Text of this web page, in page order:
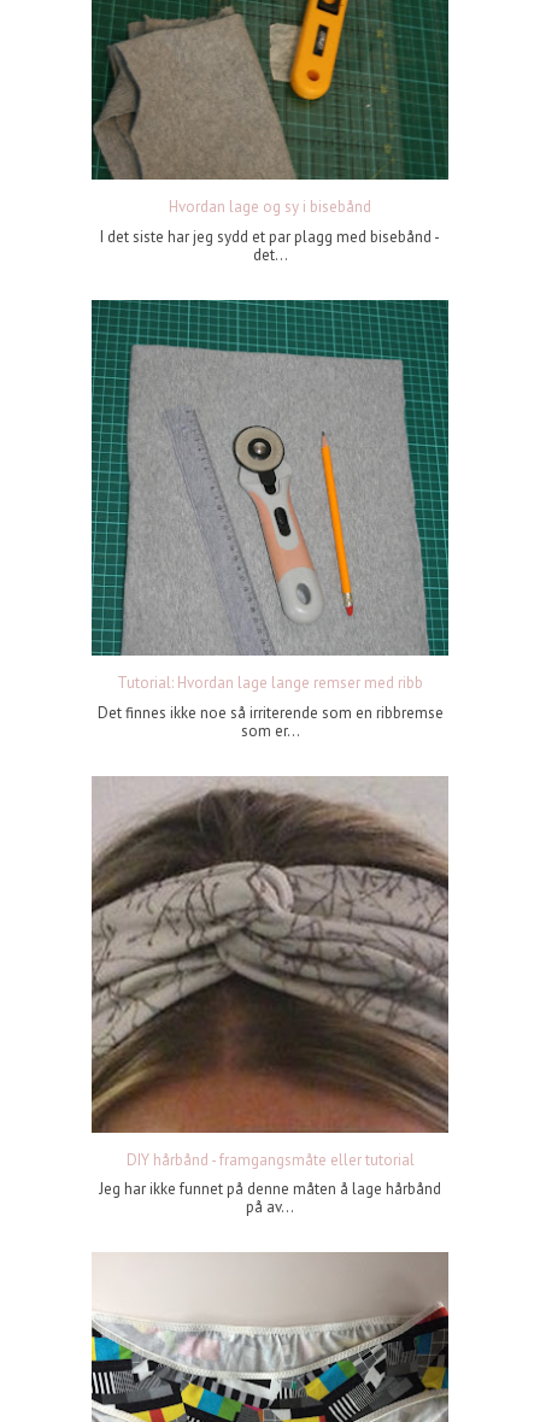
Hvordan lage og sy i bisebånd
I det siste har jeg sydd et par plagg med bisebånd -
det...
Tutorial: Hvordan lage lange remser med ribb
Det finnes ikke noe så irriterende som en ribbremse
som er...
DIY hårbånd - framgangsmåte eller tutorial
Jeg har ikke funnet på denne måten å lage hårbånd
på av...